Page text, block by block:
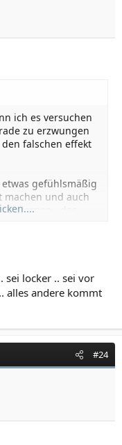
ich es versuchen
zu erzwungen
falschen effekt
gefühlsmäßig
und auch
lernen...das
sei locker .. sei vor
alles andere kommt
#24